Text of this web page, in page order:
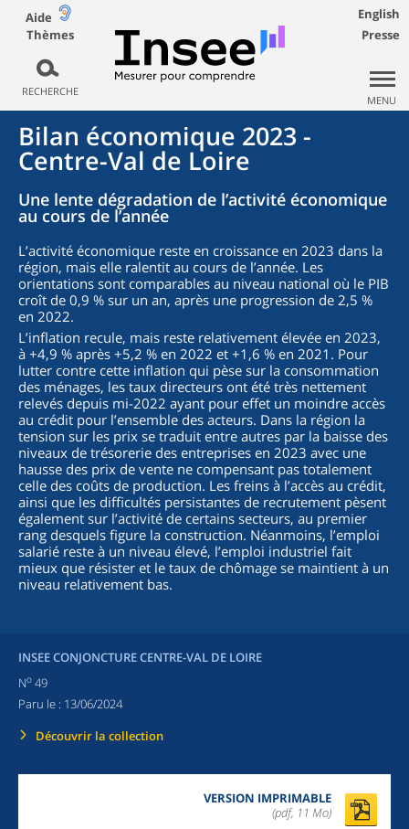
Aide
Thèmes
RECHERCHE
English
Presse
MENU
Bilan économique 2023 -
Centre-Val de Loire
Une lente dégradation de l’activité économique
au cours de l’année
L’activité économique reste en croissance en 2023 dans la
région, mais elle ralentit au cours de l’année. Les
orientations sont comparables au niveau national où le PIB
croît de 0,9 % sur un an, après une progression de 2,5 %
en 2022.
L’inflation recule, mais reste relativement élevée en 2023,
à +4,9 % après +5,2 % en 2022 et +1,6 % en 2021. Pour
lutter contre cette inflation qui pèse sur la consommation
des ménages, les taux directeurs ont été très nettement
relevés depuis mi-2022 ayant pour effet un moindre accès
au crédit pour l’ensemble des acteurs. Dans la région la
tension sur les prix se traduit entre autres par la baisse des
niveaux de trésorerie des entreprises en 2023 avec une
hausse des prix de vente ne compensant pas totalement
celle des coûts de production. Les freins à l’accès au crédit,
ainsi que les difficultés persistantes de recrutement pèsent
également sur l’activité de certains secteurs, au premier
rang desquels figure la construction. Néanmoins, l’emploi
salarié reste à un niveau élevé, l’emploi industriel fait
mieux que résister et le taux de chômage se maintient à un
niveau relativement bas.
INSEE CONJONCTURE CENTRE-VAL DE LOIRE
No 49
Paru le : 13/06/2024
Découvrir la collection
VERSION IMPRIMABLE
(pdf, 11 Mo)